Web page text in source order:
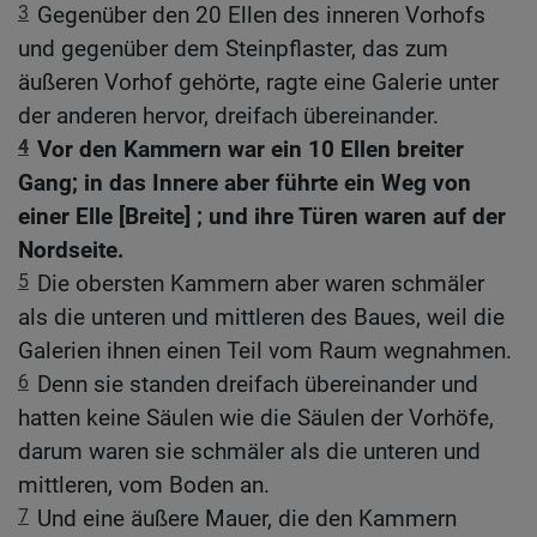
3 Gegenüber den 20 Ellen des inneren Vorhofs
und gegenüber dem Steinpflaster, das zum
äußeren Vorhof gehörte, ragte eine Galerie unter
der anderen hervor, dreifach übereinander.
4 Vor den Kammern war ein 10 Ellen breiter
Gang; in das Innere aber führte ein Weg von
einer Elle [Breite] ; und ihre Türen waren auf der
Nordseite.
5 Die obersten Kammern aber waren schmäler
als die unteren und mittleren des Baues, weil die
Galerien ihnen einen Teil vom Raum wegnahmen.
6 Denn sie standen dreifach übereinander und
hatten keine Säulen wie die Säulen der Vorhöfe,
darum waren sie schmäler als die unteren und
mittleren, vom Boden an.
7 Und eine äußere Mauer, die den Kammern